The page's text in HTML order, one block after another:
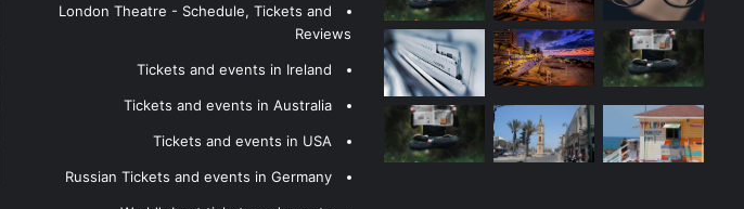
London Theatre - Schedule, Tickets and
Reviews
Tickets and events in Ireland
Tickets and events in Australia
Tickets and events in USA
Russian Tickets and events in Germany